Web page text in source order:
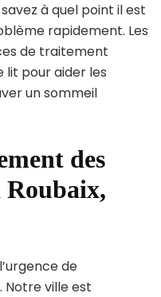
à quel point il est
rapidement. Les
de traitement
lit pour aider les
un sommeil
des
Roubaix,
de
Notre ville est